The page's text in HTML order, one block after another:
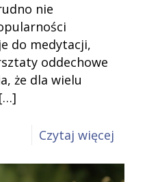
nie
do medytacji,
oddechowe
że dla wielu
[…]
Czytaj więcej